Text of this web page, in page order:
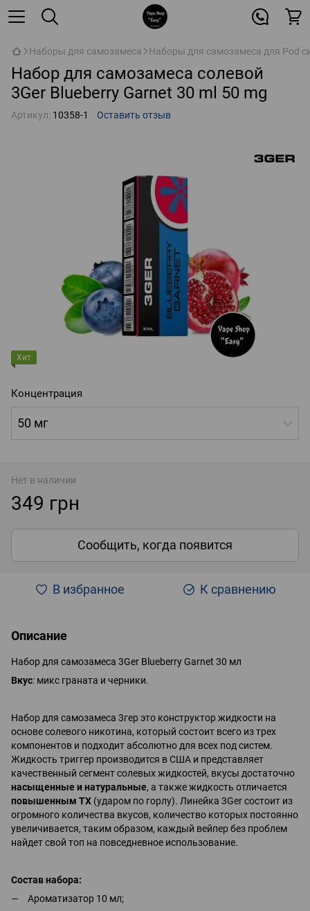
Наборы для самозамеса Наборы для самозамеса для Pod
Набор для самозамеса солевой
3Ger Blueberry Garnet 30 ml 50 mg
Артикул: 10358-1 Оставить отзыв
Хит
Концентрация
50 мг
Нет в наличии
349 грн
Сообщить, когда появится
В избранное К сравнению
Описание
Набор для самозамеcа 3Ger Blueberry Garnet 30 мл
Вкус: микс граната и черники.
Набор для самозамеса 3гер это конструктор жидкости на
основе солевого никотина, который состоит всего из трех
компонентов и подходит абсолютно для всех под систем.
Жидкость триггер производится в США и представляет
качественный сегмент солевых жидкостей, вкусы достаточно
насыщенные и натуральные, а также жидкость отличается
повышенным ТХ (ударом по горлу). Линейка 3Ger состоит из
огромного количества вкусов, количество которых постоянно
увеличивается, таким образом, каждый вейпер без проблем
найдет свой топ на повседневное использование.
Состав набора:
Ароматизатор 10 мл;